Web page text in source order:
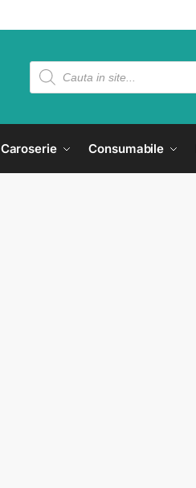
Caroserie Consumabile